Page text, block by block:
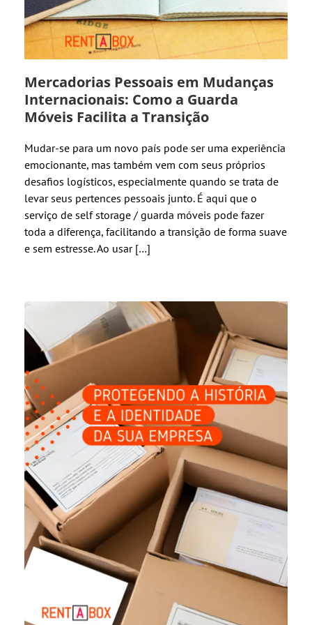
Mercadorias Pessoais em Mudanças
Internacionais: Como a Guarda
Móveis Facilita a Transição
Mudar-se para um novo país pode ser uma experiência
emocionante, mas também vem com seus próprios
desafios logísticos, especialmente quando se trata de
levar seus pertences pessoais junto. É aqui que o
serviço de self storage / guarda móveis pode fazer
toda a diferença, facilitando a transição de forma suave
e sem estresse. Ao usar […]